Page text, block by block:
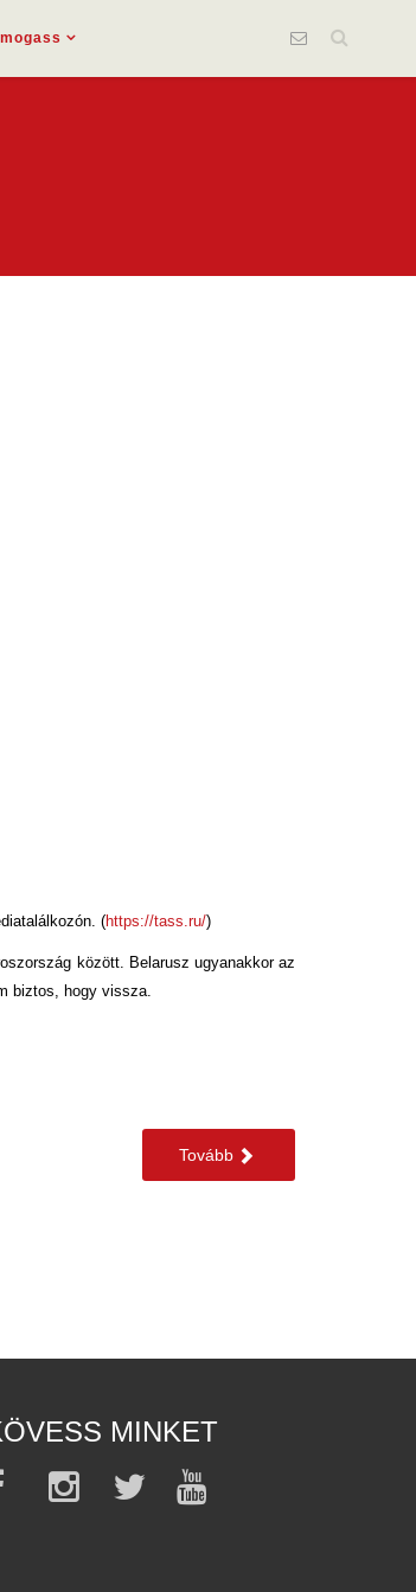
(https://tass.ru/)
között. Belarusz ugyanakkor az
biztos, hogy vissza.
Tovább
MINKET